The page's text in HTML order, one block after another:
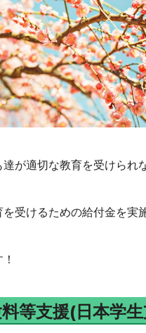
が適切な教育を受けられ
受けるための給付金を実
等支援(日本学